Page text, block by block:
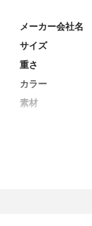
メーカー会社名
サイズ
重さ
カラー
素材